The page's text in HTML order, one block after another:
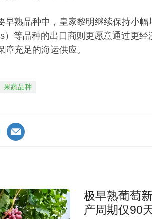
早熟品种中，皇家黎明继续保持小
）等品种的出口商则更愿意通过更
障充足的海运供应。
果蔬品种
极早熟葡萄
产周期仅90